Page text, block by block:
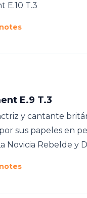
E.10 T.3
E.9 T.3
y cantante
sus papeles en
Novicia Rebelde y